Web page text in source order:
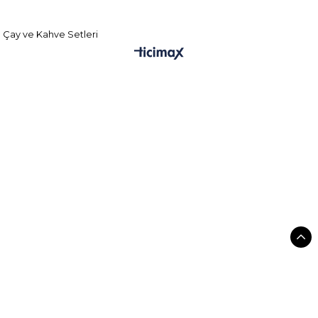
Çay ve Kahve Setleri